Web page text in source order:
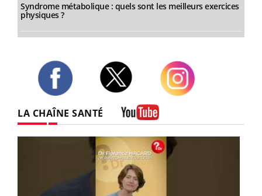
Syndrome métabolique : quels sont les meilleurs exercices
physiques ?
LA CHAÎNE SANTÉ